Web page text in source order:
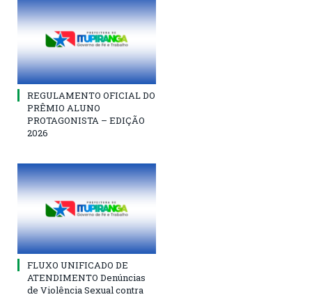
REGULAMENTO OFICIAL DO
PRÊMIO ALUNO
PROTAGONISTA – EDIÇÃO
2026
FLUXO UNIFICADO DE
ATENDIMENTO Denúncias
de Violência Sexual contra